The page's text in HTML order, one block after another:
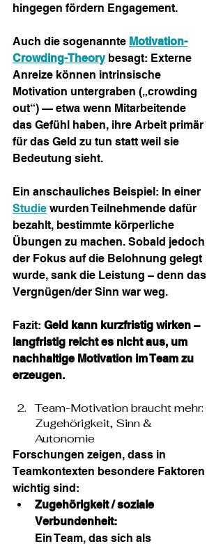
hingegen fördern Engagement.
Auch die sogenannte Motivation-
Crowding-Theory besagt: Externe
Anreize können intrinsische
Motivation untergraben („crowding
out“) — etwa wenn Mitarbeitende
das Gefühl haben, ihre Arbeit primär
für das Geld zu tun statt weil sie
Bedeutung sieht.
Ein anschauliches Beispiel: In einer
Studie wurden Teilnehmende dafür
bezahlt, bestimmte körperliche
Übungen zu machen. Sobald jedoch
der Fokus auf die Belohnung gelegt
wurde, sank die Leistung – denn das
Vergnügen/der Sinn war weg.
Fazit: Geld kann kurzfristig wirken –
langfristig reicht es nicht aus, um
nachhaltige Motivation im Team zu
erzeugen.
Team-Motivation braucht mehr:
Zugehörigkeit, Sinn &
Autonomie
Forschungen zeigen, dass in
Teamkontexten besondere Faktoren
wichtig sind:
Zugehörigkeit / soziale
Verbundenheit:
Ein Team, das sich als